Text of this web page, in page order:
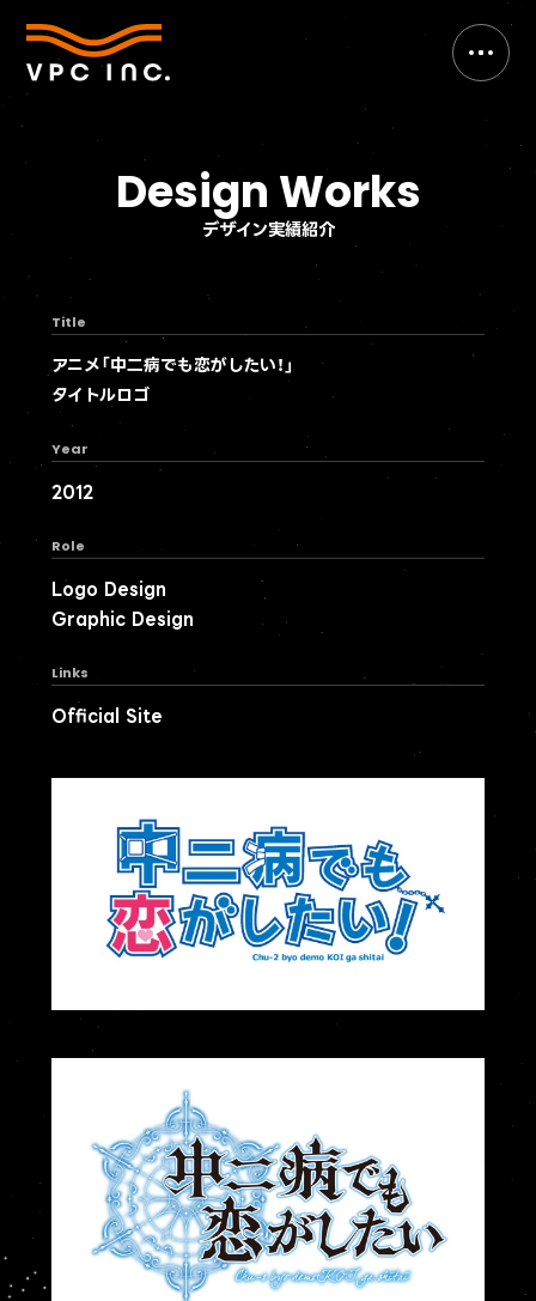
デザイン実績紹介
Design Works
Title
アニメ「中二病でも恋がしたい！」
タイトルロゴ
Year
2012
Role
Logo Design
Graphic Design
Links
Official Site